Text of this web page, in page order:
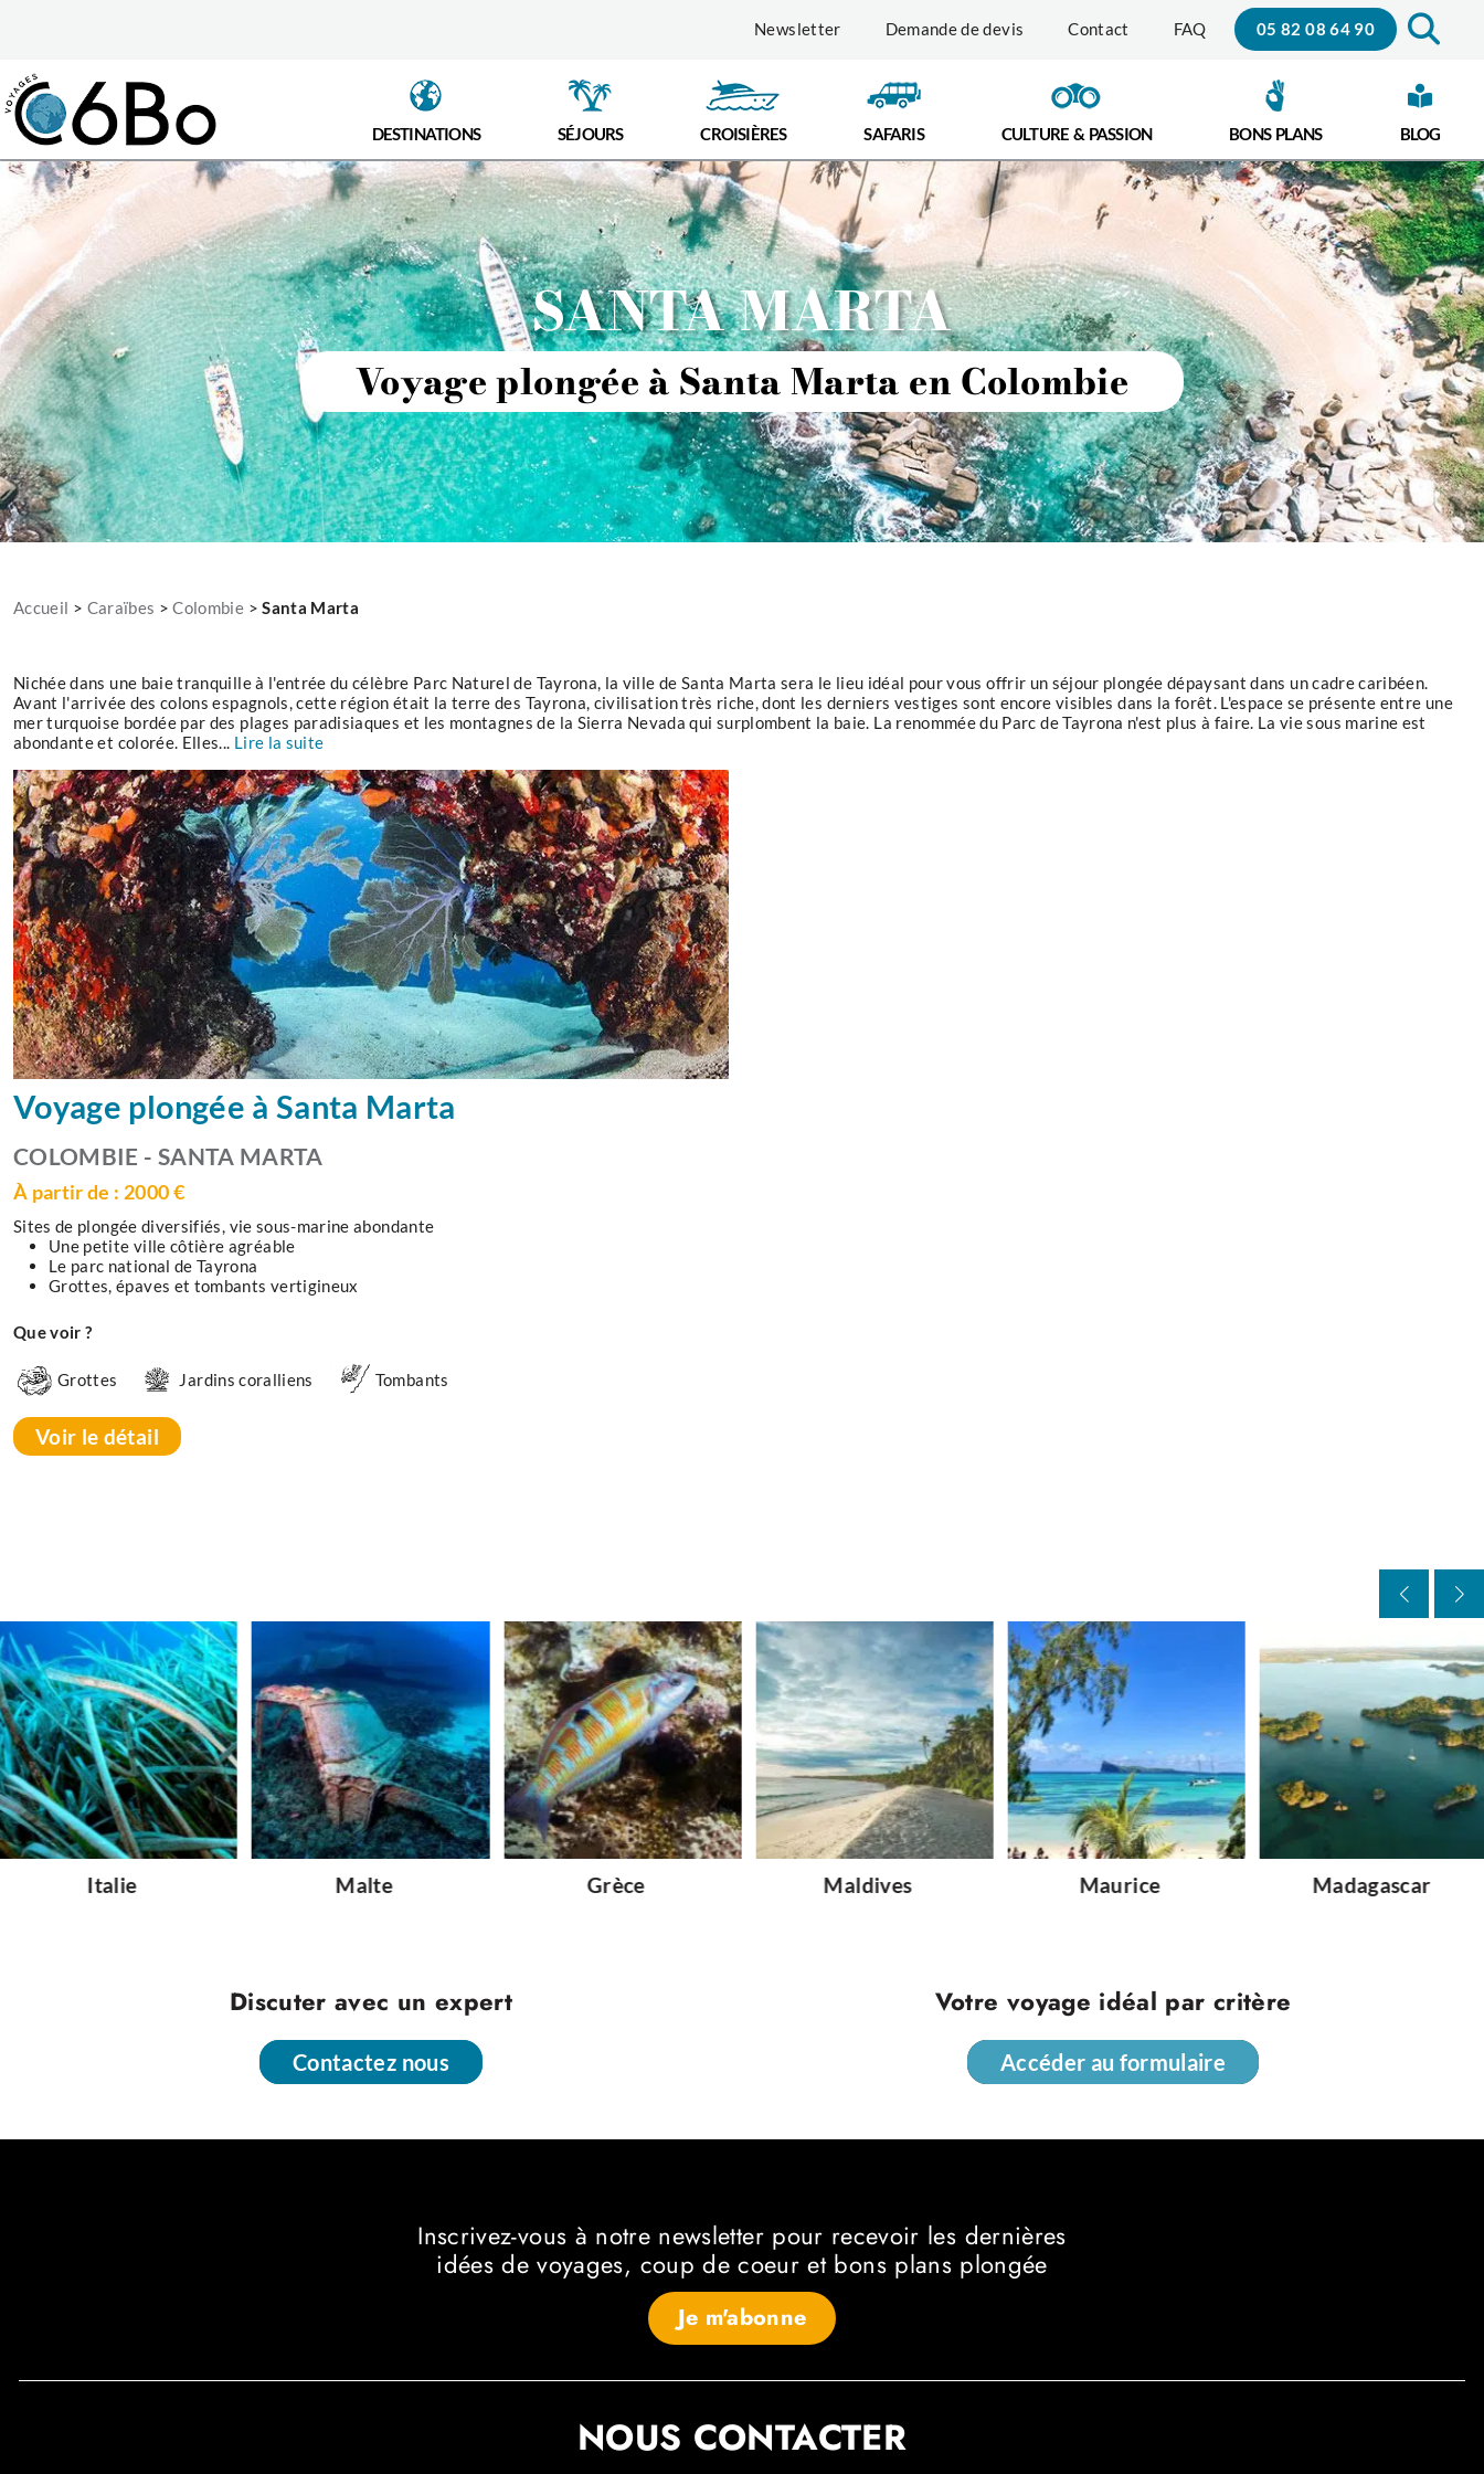
Newsletter Demande de devis Contact FAQ 05 82 08 64 90
DESTINATIONS SÉJOURS CROISIÈRES SAFARIS CULTURE & PASSION BONS PLANS BLOG
SANTA MARTA
Voyage plongée à Santa Marta en Colombie
Accueil > Caraïbes >Colombie >Santa Marta
Nichée dans une baie tranquille à l'entrée du célèbre Parc Naturel de Tayrona, la ville de Santa Marta sera le lieu idéal pour vous offrir un séjour plongée dépaysant dans un cadre caribéen.
Avant l'arrivée des colons espagnols, cette région était la terre des Tayrona, civilisation très riche, dont les derniers vestiges sont encore visibles dans la forêt. L'espace se présente entre une
mer turquoise bordée par des plages paradisiaques et les montagnes de la Sierra Nevada qui surplombent la baie. La renommée du Parc de Tayrona n'est plus à faire. La vie sous marine est
abondante et colorée. Elles... Lire la suite
Voyage plongée à Santa Marta
COLOMBIE - SANTA MARTA
À partir de : 2000 €
Sites de plongée diversifiés, vie sous-marine abondante
Une petite ville côtière agréable
Le parc national de Tayrona
Grottes, épaves et tombants vertigineux
Que voir ?
Grottes Jardins coralliens Tombants
Voir le détail
Italie Malte Grèce Maldives Maurice Madagascar
Discuter avec un expert
Contactez nous
Votre voyage idéal par critère
Accéder au formulaire
Inscrivez-vous à notre newsletter pour recevoir les dernières
idées de voyages, coup de coeur et bons plans plongée
Je m'abonne
NOUS CONTACTER